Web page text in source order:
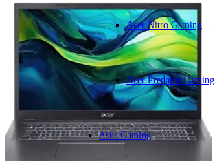
Acer Nitro Gaming
Acer Predator Gaming
Asus Gaming
HP Consumer PCs
HP All-in-Ones
OMEN PC
VICTUS by HP PCs
HP Professional PCs
HP Workstations
HP PC Zubehör
Hyrican PC
Lenovo PC
Alle Lenovo PCs anzeigen
IdeaCentre All-in-One
IdeaCentre Multimedia
Y-/LEGION Gaming PCs